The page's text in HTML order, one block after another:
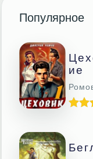
Популярное
Ие